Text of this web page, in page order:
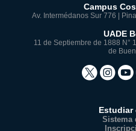
Campus
Av. Intermédanos Sur 776 |
UADE
11 de Septiembre de 1888 N°
de
Estudiar
Sistema